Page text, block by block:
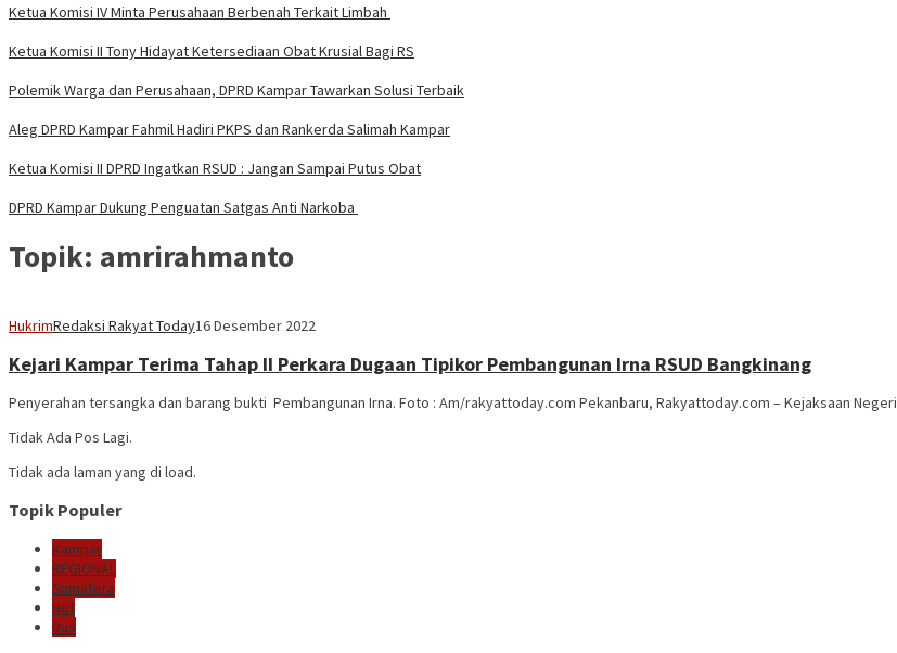
Ketua Komisi IV Minta Perusahaan Berbenah Terkait Limbah
Ketua Komisi II Tony Hidayat Ketersediaan Obat Krusial Bagi RS
Polemik Warga dan Perusahaan, DPRD Kampar Tawarkan Solusi Terbaik
Aleg DPRD Kampar Fahmil Hadiri PKPS dan Rankerda Salimah Kampar
Ketua Komisi II DPRD Ingatkan RSUD : Jangan Sampai Putus Obat
DPRD Kampar Dukung Penguatan Satgas Anti Narkoba
Topik: amrirahmanto
HukrimRedaksi Rakyat Today16 Desember 2022
Kejari Kampar Terima Tahap II Perkara Dugaan Tipikor Pembangunan Irna RSUD Bangkinang
Penyerahan tersangka dan barang bukti Pembangunan Irna. Foto : Am/rakyattoday.com Pekanbaru, Rakyattoday.com – Kejaksaan Negeri
Tidak Ada Pos Lagi.
Tidak ada laman yang di load.
Topik Populer
Kampar
REGIONAL
Sumatera
Hot
Bus